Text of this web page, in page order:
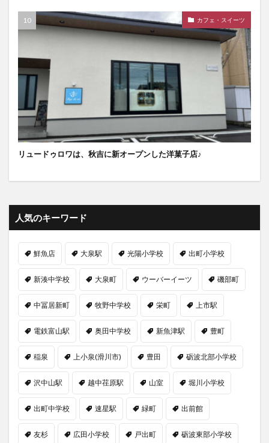
カフェ・スイーツ
リュードゥロワは、秋吉に新オープンした洋菓子店♪
人気のキーワード
鮮魚店 大泉駅 光陽小学校 出町小学校
新湊中学校 大泉町 ウーバーイーツ 磯部町
中冨居新町 牧野中学校 栄町 上市駅
電鉄富山駅 奥田中学校 新魚津駅 豊町
稲泉 上小泉(滑川市) 豊田 砺波北部小学校
沢中山駅 越中荏原駅 山室 堀川小学校
出町中学校 速星駅 緑町 出前館
友杉 広田小学校 戸出町 砺波東部小学校